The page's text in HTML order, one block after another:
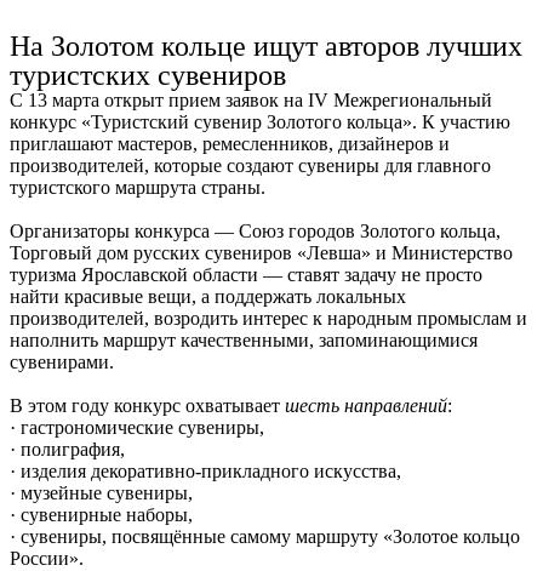
Ru
На Золотом кольце ищут авторов лучших
туристских сувениров
С 13 марта открыт прием заявок на IV Межрегиональный
конкурс «Туристский сувенир Золотого кольца». К участию
приглашают мастеров, ремесленников, дизайнеров и
производителей, которые создают сувениры для главного
туристского маршрута страны.
Организаторы конкурса — Союз городов Золотого кольца,
Торговый дом русских сувениров «Левша» и Министерство
туризма Ярославской области — ставят задачу не просто
найти красивые вещи, а поддержать локальных
производителей, возродить интерес к народным промыслам и
наполнить маршрут качественными, запоминающимися
сувенирами.
В этом году конкурс охватывает шесть направлений:
· гастрономические сувениры,
· полиграфия,
· изделия декоративно-прикладного искусства,
· музейные сувениры,
· сувенирные наборы,
· сувениры, посвящённые самому маршруту «Золотое кольцо
России».